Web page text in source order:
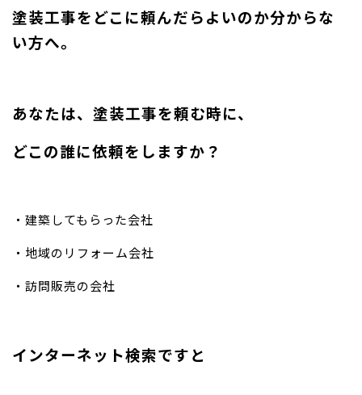
塗装工事をどこに頼んだらよいのか分からな
い方へ。
あなたは、塗装工事を頼む時に、
どこの誰に依頼をしますか？
・建築してもらった会社
・地域のリフォーム会社
・訪問販売の会社
インターネット検索ですと